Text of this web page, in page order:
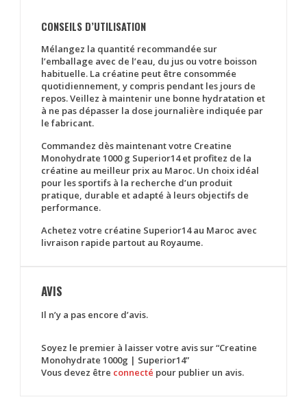
CONSEILS D’UTILISATION
Mélangez la quantité recommandée sur
l’emballage avec de l’eau, du jus ou votre boisson
habituelle. La créatine peut être consommée
quotidiennement, y compris pendant les jours de
repos. Veillez à maintenir une bonne hydratation et
à ne pas dépasser la dose journalière indiquée par
le fabricant.
Commandez dès maintenant votre Creatine
Monohydrate 1000 g Superior14et profitez de la
créatine au meilleur prix au Maroc. Un choix idéal
pour les sportifs à la recherche d’un produit
pratique, durable et adapté à leurs objectifs de
performance.
Achetez votre créatine Superior14 au Maroc avec
livraison rapide partout au Royaume.
AVIS
Il n’y a pas encore d’avis.
Soyez le premier à laisser votre avis sur “Creatine
Monohydrate 1000g | Superior14”
Vous devez être connecté pour publier un avis.